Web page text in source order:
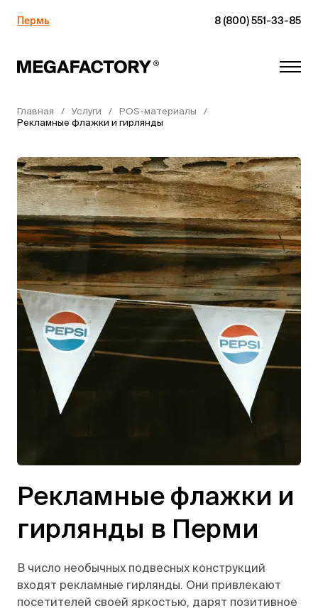
Пермь 8 (800) 551-33-85
Главная Услуги
POS-материалы
Рекламные флажки и гирлянды
Рекламные флажки и
гирлянды в Перми
В число необычных подвесных конструкций
входят рекламные гирлянды. Они привлекают
посетителей своей яркостью, дарят позитивное